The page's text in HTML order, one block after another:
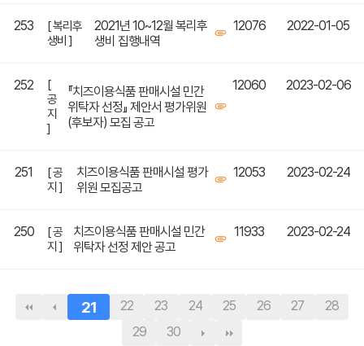
253
[ 복리후
생비 ]
2021년 10~12월 복리후
생비 집행내역
12076 2022-01-05
252
[
공
지
]
『치즈이용식품 판매시설 민간
위탁자 선정』 제안서 평가위원
(후보자) 모집 공고
12060 2023-02-06
251
[ 공
지 ]
치즈이용식품 판매시설 평가
위원 모집공고
12053 2023-02-24
250
[ 공
지 ]
치즈이용식품 판매시설 민간
위탁자 선정 제안 공고
11933 2023-02-24
21 22 23 24 25 26 27
28
29
30